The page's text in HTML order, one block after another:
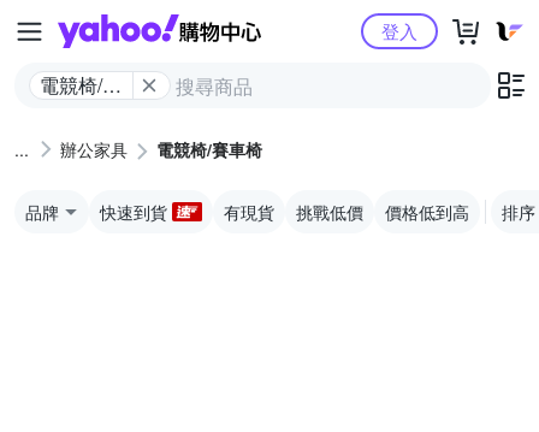
Yahoo購物中心
電競椅/賽
登入
辦公家具 電競椅/賽車椅
品牌 快速到貨 有現貨 挑戰低價 價格低到高 排序